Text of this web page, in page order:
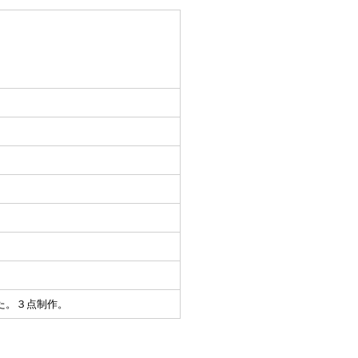
３点制作。